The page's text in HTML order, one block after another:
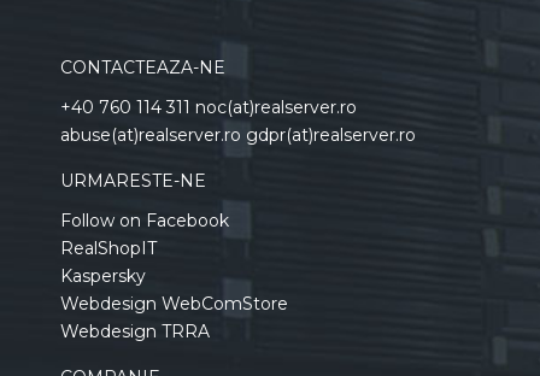
CONTACTEAZA-NE
+40 760 114 311 noc(at)realserver.ro
abuse(at)realserver.ro gdpr(at)realserver.ro
URMARESTE-NE
Follow on Facebook
RealShopIT
Kaspersky
Webdesign WebComStore
Webdesign TRRA